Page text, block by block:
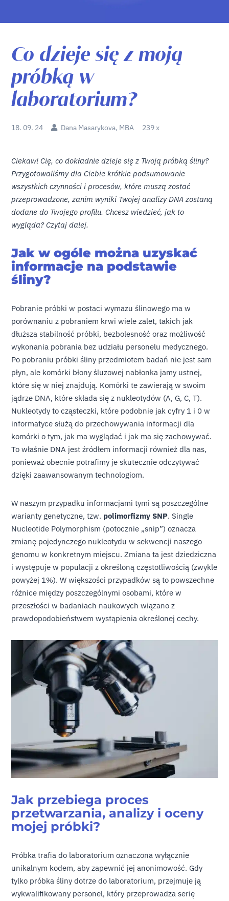
Co dzieje się z moją
próbką w
laboratorium?
18. 09. 24 Dana Masarykova, MBA 239 x
Ciekawi Cię, co dokładnie dzieje się z Twoją próbką śliny?
Przygotowaliśmy dla Ciebie krótkie podsumowanie
wszystkich czynności i procesów, które muszą zostać
przeprowadzone, zanim wyniki Twojej analizy DNA zostaną
dodane do Twojego profilu. Chcesz wiedzieć, jak to
wygląda? Czytaj dalej.
Jak w ogóle można uzyskać
informacje na podstawie
śliny?
Pobranie próbki w postaci wymazu ślinowego ma w
porównaniu z pobraniem krwi wiele zalet, takich jak
dłuższa stabilność próbki, bezbolesność oraz możliwość
wykonania pobrania bez udziału personelu medycznego.
Po pobraniu próbki śliny przedmiotem badań nie jest sam
płyn, ale komórki błony śluzowej nabłonka jamy ustnej,
które się w niej znajdują. Komórki te zawierają w swoim
jądrze DNA, które składa się z nukleotydów (A, G, C, T).
Nukleotydy to cząsteczki, które podobnie jak cyfry 1 i 0 w
informatyce służą do przechowywania informacji dla
komórki o tym, jak ma wyglądać i jak ma się zachowywać.
To właśnie DNA jest źródłem informacji również dla nas,
ponieważ obecnie potrafimy je skutecznie odczytywać
dzięki zaawansowanym technologiom.
W naszym przypadku informacjami tymi są poszczególne
warianty genetyczne, tzw. polimorfizmy SNP. Single
Nucleotide Polymorphism (potocznie „snip”) oznacza
zmianę pojedynczego nukleotydu w sekwencji naszego
genomu w konkretnym miejscu. Zmiana ta jest dziedziczna
i występuje w populacji z określoną częstotliwością (zwykle
powyżej 1%). W większości przypadków są to powszechne
różnice między poszczególnymi osobami, które w
przeszłości w badaniach naukowych wiązano z
prawdopodobieństwem wystąpienia określonej cechy.
Jak przebiega proces
przetwarzania, analizy i oceny
mojej próbki?
Próbka trafia do laboratorium oznaczona wyłącznie
unikalnym kodem, aby zapewnić jej anonimowość. Gdy
tylko próbka śliny dotrze do laboratorium, przejmuje ją
wykwalifikowany personel, który przeprowadza serię